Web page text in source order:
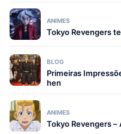
ANIMES
Tokyo Revengers
BLOG
Primeiras
hen
ANIMES
Tokyo Revengers